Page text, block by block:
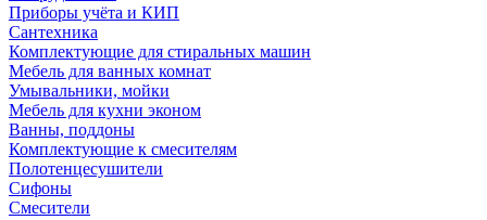
Приборы учёта и КИП
Сантехника
Комплектующие для стиральных машин
Мебель для ванных комнат
Умывальники, мойки
Мебель для кухни эконом
Ванны, поддоны
Комплектующие к смесителям
Полотенцесушители
Сифоны
Смесители